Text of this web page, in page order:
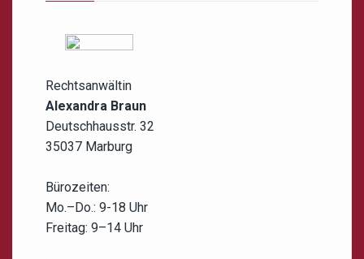
Rechtsanwältin
Alexandra Braun
Deutschhausstr. 32
35037 Marburg
Bürozeiten:
Mo.–Do.: 9-18 Uhr
Freitag: 9–14 Uhr